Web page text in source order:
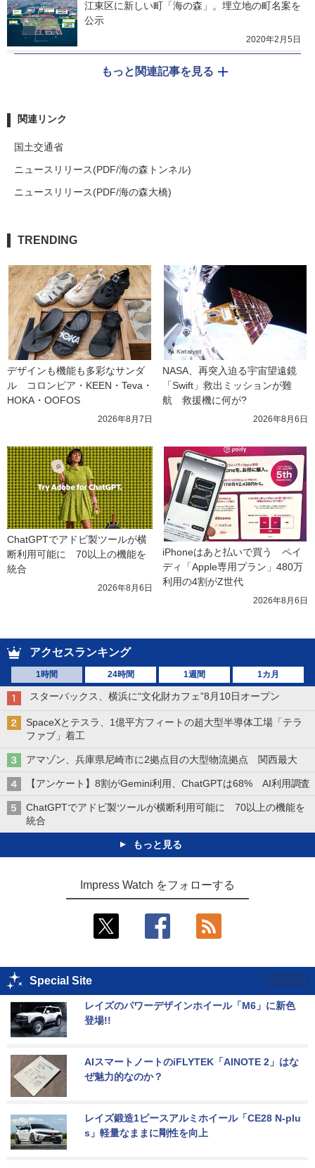
江東区に新しい町「海の森」。埋立地の町名案を
公示
2020年2月5日
もっと関連記事を見る
関連リンク
国土交通省
ニュースリリース(PDF/海の森トンネル)
ニュースリリース(PDF/海の森大橋)
TRENDING
デザインも機能も多彩なサンダ
ル　コロンビア・KEEN・Teva・
HOKA・OOFOS
2026年8月7日
NASA、再突入迫る宇宙望遠鏡
「Swift」救出ミッションが難
航　救援機に何が?
2026年8月6日
ChatGPTでアドビ製ツールが横
断利用可能に　70以上の機能を
統合
2026年8月6日
iPhoneはあと払いで買う　ペイ
ディ「Apple専用プラン」480万
利用の4割がZ世代
2026年8月6日
アクセスランキング
1時間 24時間 1週間 1カ月
スターバックス、横浜に“文化財カフェ”8月10日オープン
SpaceXとテスラ、1億平方フィートの超大型半導体工場「テラ
ファブ」着工
アマゾン、兵庫県尼崎市に2拠点目の大型物流拠点 関西最大
【アンケート】8割がGemini利用、ChatGPTは68% AI利用調査
ChatGPTでアドビ製ツールが横断利用可能に 70以上の機能を
統合
もっと見る
Impress Watch をフォローする
Special Site
レイズのパワーデザインホイール「M6」に新色
登場!!
AIスマートノートのiFLYTEK「AINOTE 2」はな
ぜ魅力的なのか？
レイズ鍛造1ピースアルミホイール「CE28 N-plu
s」軽量なままに剛性を向上